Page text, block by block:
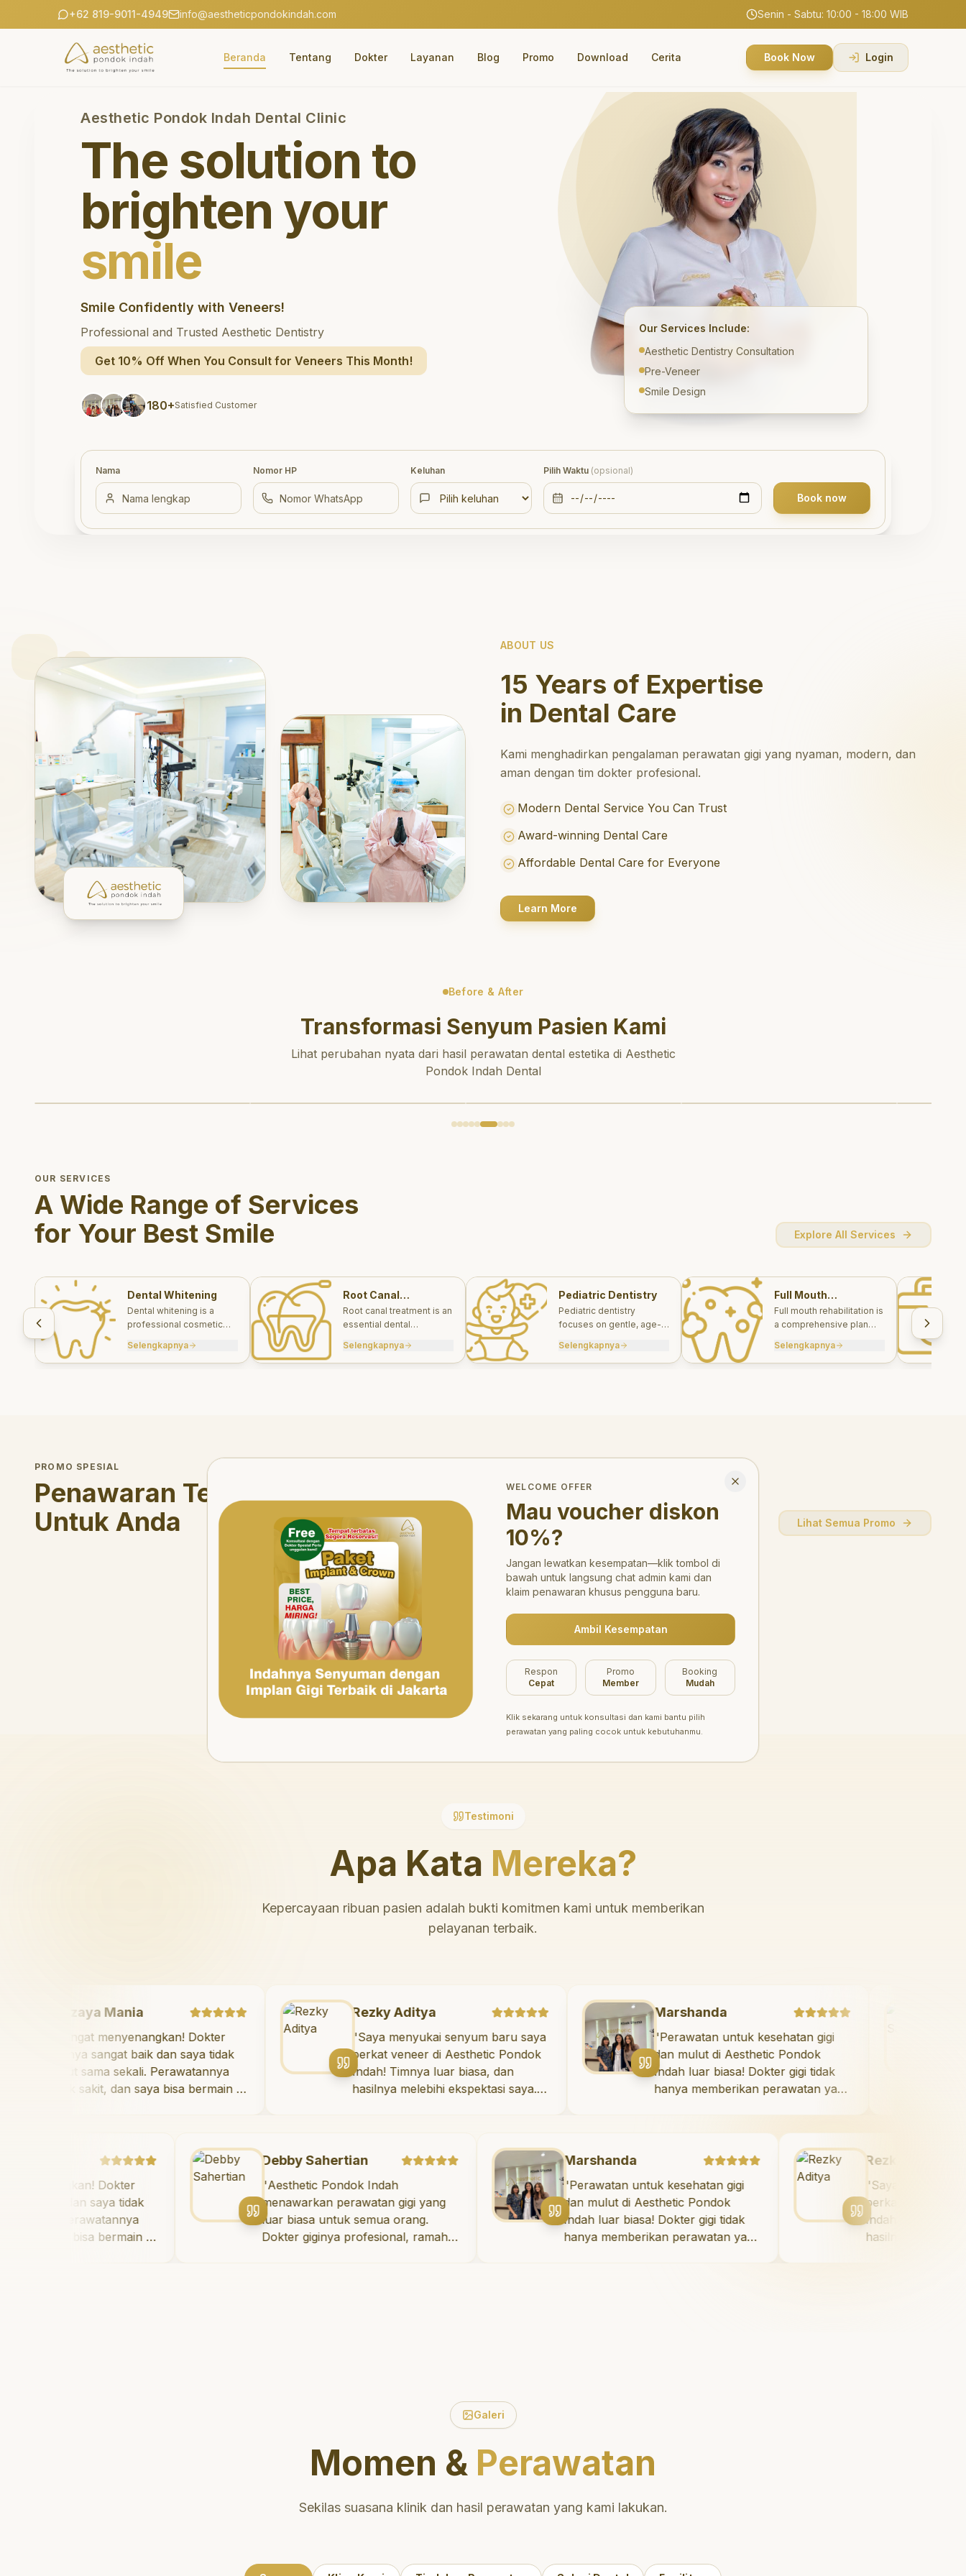
+62 819-9011-4949 info@aestheticpondokindah.com Senin - Sabtu: 10:00 - 18:00 WIB
Beranda Tentang Dokter Layanan Blog Promo Download Cerita Book Now Login
Aesthetic Pondok Indah Dental Clinic
The solution to
brighten your
smile
Smile Confidently with Veneers!
Professional and Trusted Aesthetic Dentistry
Get 10% Off When You Consult for Veneers This Month!
180+Satisfied Customer
Our Services Include:
Aesthetic Dentistry Consultation
Pre-Veneer
Smile Design
Nama Nomor HP Keluhan Pilih Waktu (opsional)
Book now
ABOUT US
15 Years of Expertise
in Dental Care
Kami menghadirkan pengalaman perawatan gigi yang nyaman, modern, dan
aman dengan tim dokter profesional.
Modern Dental Service You Can Trust
Award-winning Dental Care
Affordable Dental Care for Everyone
Learn More
Before & After
Transformasi Senyum Pasien Kami
Lihat perubahan nyata dari hasil perawatan dental estetika di Aesthetic
Pondok Indah Dental
OUR SERVICES
A Wide Range of Services
for Your Best Smile
Explore All Services
Dental Whitening
Dental whitening is a
professional cosmetic
brighten your smile safely
and effectively.
Selengkapnya
Root Canal
Treatments
Root canal treatment is an
essential dental
save a tooth that has
been severely damaged
Selengkapnya
Pediatric Dentistry
Pediatric dentistry
focuses on gentle, age-
for infants, children, and
teens.
Selengkapnya
Full Mouth
Rehabilitations
Full mouth rehabilitation is
a comprehensive plan
aesthetic treatments to
rebuild function, comfort,
Selengkapnya
PROMO SPESIAL
Penawaran Terbatas
Untuk Anda
Lihat Semua Promo
Belum ada promo tersedia saat ini.
Testimoni
Apa Kata Mereka?
Kepercayaan ribuan pasien adalah bukti komitmen kami untuk memberikan
pelayanan terbaik.
Mazaya Mania
"Sangat menyenangkan! Dokter
giginya sangat baik dan saya tidak
takut sama sekali. Perawatannya
tidak sakit, dan saya bisa bermain di
Rezky Aditya
"Saya menyukai senyum baru saya
berkat veneer di Aesthetic Pondok
Indah! Timnya luar biasa, dan
hasilnya melebihi ekspektasi saya.
Marshanda
"Perawatan untuk kesehatan gigi
dan mulut di Aesthetic Pondok
Indah luar biasa! Dokter gigi tidak
hanya memberikan perawatan yang
mengedukasi saya mengenai teknik
perawatan dan pembersihan gigi
yang tepat. Sangat
direkomendasikan!
Dokter
dan saya tidak
Perawatannya
bisa bermain di
Debby Sahertian
"Aesthetic Pondok Indah
menawarkan perawatan gigi yang
luar biasa untuk semua orang.
Dokter giginya profesional, ramah,
Marshanda
"Perawatan untuk kesehatan gigi
dan mulut di Aesthetic Pondok
Indah luar biasa! Dokter gigi tidak
hanya memberikan perawatan yang
Rezky Aditya
" Saya menyukai senyum
berkat veneer di Aesthetic
Indah! Timnya luar biasa,
hasilnya melebihi
Galeri
Momen & Perawatan
Sekilas suasana klinik dan hasil perawatan yang kami lakukan.
Welcome Offer
WELCOME OFFER
Mau voucher diskon
10%?
Jangan lewatkan kesempatan—klik tombol di
bawah untuk langsung chat admin kami dan
klaim penawaran khusus pengguna baru.
Ambil Kesempatan
Respon
Cepat
Promo
Member
Booking
Mudah
Klik sekarang untuk konsultasi dan kami bantu pilih
perawatan yang paling cocok untuk kebutuhanmu.
Close